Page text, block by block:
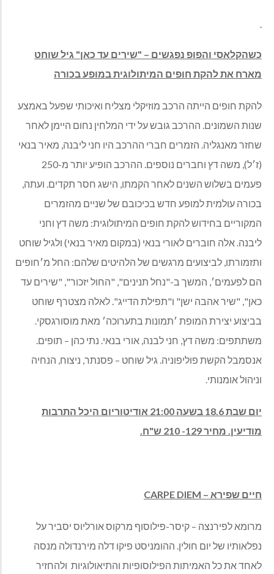
כשהקלאסי והפופ נפגשים – "שירים עד כאן" גיל שוחט
מארח את להקת חופים המיתולוגית במופע בכורה
להקת חופים הייתה הרכב מוזיקלי מצליח ואיכותי שפעל באמצע
שנות השמונים. ההרכב גובש על ידי המלחין נחום היימן לאחר
שחזר מאנגליה. הזמרים חברי ההרכב היו חני ליבנה, מאיר בנאי
(ז׳ל), משה דץ וחברים נוספים. ההרכב הופיע יותר מ-250
פעמים בשלוש השנים לאחר הקמתו, הישג חסר תקדים. ועתה,
בכורה עולמית למופע חדש בכיכובם של שניים מהזמרים
המקוריים בחידוש להקת חופים המיתולוגית: משה דץ וחני
ליבנה. אלה חוברים לאורי בנאי (במקום מאיר בנאי) ולגיל שוחט
ותזמורתו, לביצועים מרגשים של הלהיטים שלהם: החל מ׳חופים
הם לפעמים׳, המשך ב-"נחל תנינים", "החול יזכור", "שירים עד
כאן", "שיר אהבה ישן" ו"תפילת הדייג". לאלה מצטרף שוחט
בביצוע יצירת המופת ׳תמונות בתערוכה׳ מאת מוסורגסקי.
משתתפים: משה דץ, חני לבנה, אורי בנאי. נתי כהן – תופים.
אנסמבל הקשת פוליפוניה. גיל שוחט – פסנתר, ניצוח, הנחיה
וניהול אומנותי.
יום שבת 18.6 בשעה 21:00 אודיטוריום היכל התרבות
מודיעין. מחיר 129- 210 ש"ח.
חיים שפירא – CARPE DIEM
מרומא לפירנצה – קיסר-פילוסוף מרקוס אורליוס יסביר על
נפלאותיו של יום חולין. ההומניסט פיקו דלה מירנדולה מנסה
לאחד את כל האמיתות הפילוסופיות והתיאולוגיות ולהחזיר